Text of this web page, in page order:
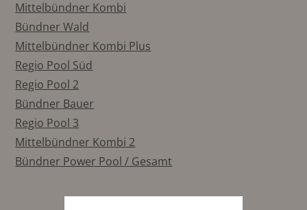
Mittelbündner Kombi
Bündner Wald
Mittelbündner Kombi Plus
Regio Pool Süd
Regio Pool 2
Bündner Bauer
Regio Pool 3
Mittelbündner Kombi 2
Bündner Power Pool / Gesamt